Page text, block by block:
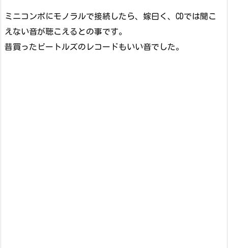
ミニコンポにモノラルで接続したら、嫁曰く、CDでは聞こ
えない音が聴こえるとの事です。
昔買ったビートルズのレコードもいい音でした。